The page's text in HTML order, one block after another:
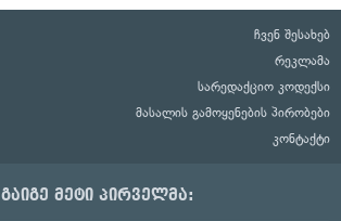
ჩვენ შესახებ
რეკლამა
სარედაქციო კოდექსი
მასალის გამოყენების პირობები
კონტაქტი
გაიგე მეტი პირველმა: